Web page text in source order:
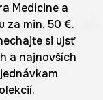
Medicine a
za min. 50 €.
si ujsť
a najnovších